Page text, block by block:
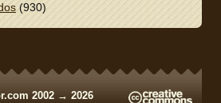
(930)
2002 → 2026